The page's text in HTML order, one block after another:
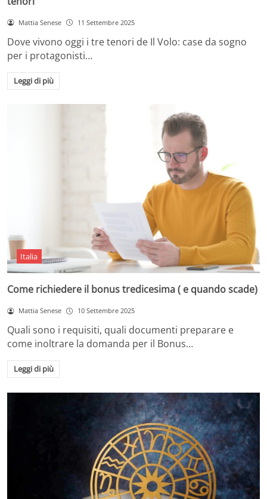
Mattia Senese 11 Settembre 2025
Dove vivono oggi i tre tenori de Il Volo: case da sogno
per i protagonisti…
Leggi di più
Italia
Come richiedere il bonus tredicesima ( e quando scade)
Mattia Senese 10 Settembre 2025
Quali sono i requisiti, quali documenti preparare e
come inoltrare la domanda per il Bonus…
Leggi di più